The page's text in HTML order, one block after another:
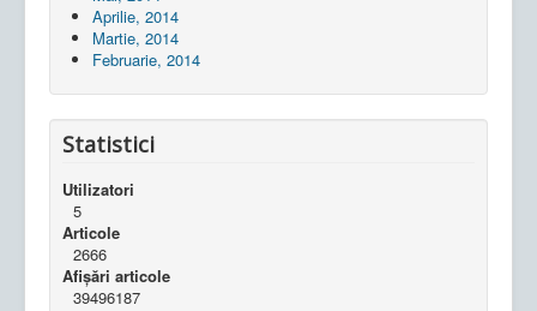
Aprilie, 2014
Martie, 2014
Februarie, 2014
Statistici
Utilizatori
5
Articole
2666
Afișări articole
39496187